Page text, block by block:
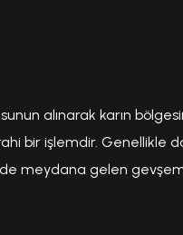
alınarak karın
bir işlemdir. Genellikle
meydana gelen